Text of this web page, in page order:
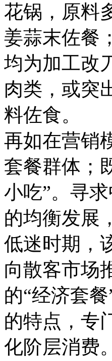
花锅，原料
姜蒜末佐餐
均为加工改
肉类，或突
料佐食。
再如在营销
套餐群体；
小吃”。寻
的均衡发展
低迷时期，
向散客市场
的“经济套
的特点，专
化阶层消费。